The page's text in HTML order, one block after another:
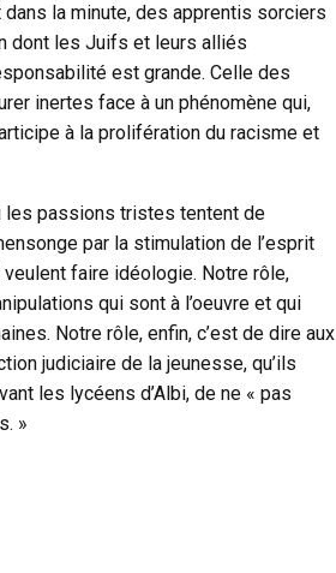
la minute, des apprentis sorciers
dont les Juifs et leurs alliés
est grande. Celle des
inertes face à un phénomène qui,
à la prolifération du racisme et
les passions tristes tentent de
par la stimulation de l’esprit
faire idéologie. Notre rôle,
qui sont à l’oeuvre et qui
Notre rôle, enfin, c’est de dire aux
judiciaire de la jeunesse, qu’ils
les lycéens d’Albi, de ne « pas
»